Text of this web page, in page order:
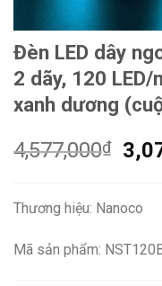
Đèn LED dây
2 dãy, 120
xanh dương
4,577,000₫
Giá
Thương hiệu: Nanoco
Mã sản phẩm: